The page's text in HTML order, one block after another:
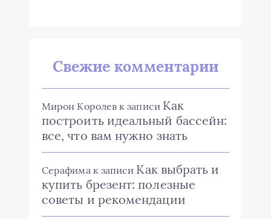
Свежие комментарии
Мирон Королев к записи Как
построить идеальный бассейн:
все, что вам нужно знать
Серафима к записи Как выбрать и
купить брезент: полезные
советы и рекомендации